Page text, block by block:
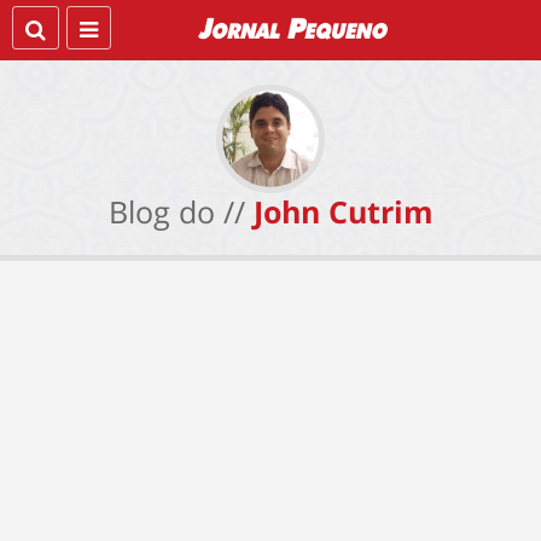
Blog do // John Cutrim